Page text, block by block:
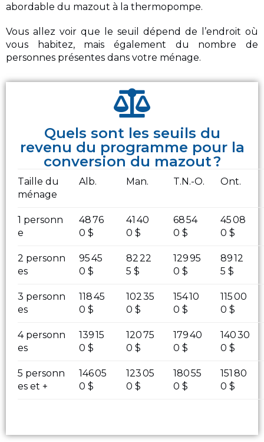
abordable du mazout à la thermopompe.
Vous allez voir que le seuil dépend de l’endroit où
vous habitez, mais également du nombre de
personnes présentes dans votre ménage.
Quels sont les seuils du
revenu du programme pour la
conversion du mazout ?
Taille du
ménage
Alb. Man. T.N.-O. Ont.
1 personn
e
48 76
0 $
41 40
0 $
68 54
0 $
45 08
0 $
2 personn
es
95 45
0 $
82 22
5 $
129 95
0 $
89 12
5 $
3 personn
es
118 45
0 $
102 35
0 $
154 10
0 $
115 00
0 $
4 personn
es
139 15
0 $
120 75
0 $
179 40
0 $
140 30
0 $
5 personn
es et +
146 05
0 $
123 05
0 $
180 55
0 $
151 80
0 $